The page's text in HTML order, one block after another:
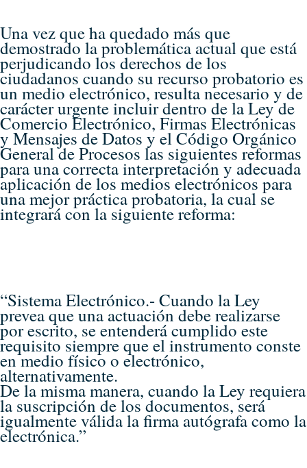
Una vez que ha quedado más que
demostrado la problemática actual que está
perjudicando los derechos de los
ciudadanos cuando su recurso probatorio es
un medio electrónico, resulta necesario y de
carácter urgente incluir dentro de la Ley de
Comercio Electrónico, Firmas Electrónicas
y Mensajes de Datos y el Código Orgánico
General de Procesos las siguientes reformas
para una correcta interpretación y adecuada
aplicación de los medios electrónicos para
una mejor práctica probatoria, la cual se
integrará con la siguiente reforma:
“Sistema Electrónico.- Cuando la Ley
prevea que una actuación debe realizarse
por escrito, se entenderá cumplido este
requisito siempre que el instrumento conste
en medio físico o electrónico,
alternativamente.
De la misma manera, cuando la Ley requiera
la suscripción de los documentos, será
igualmente válida la firma autógrafa como la
electrónica.”